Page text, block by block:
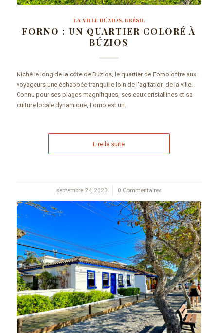
LA VILLE BÚZIOS, BRÉSIL
FORNO : UN QUARTIER COLORÉ À
BÚZIOS
Niché le long de la côte de Búzios, le quartier de Forno offre aux
voyageurs une échappée tranquille loin de l'agitation de la ville.
Connu pour ses plages magnifiques, ses eaux cristallines et sa
culture locale dynamique, Forno est un…
Lire la suite
septembre 24, 2023
/ 0 Commentaires